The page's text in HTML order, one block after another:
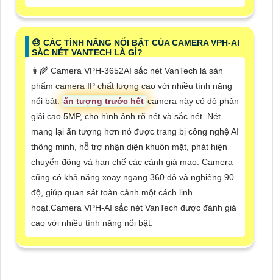
😓 CÁC TÍNH NĂNG NỔI BẬT CỦA CAMERA VPH-AI
SẮC NÉT VANTECH LÀ GÌ?
👩‍🌾 Camera VPH-3652AI sắc nét VanTech là sản
phẩm camera IP chất lượng cao với nhiều tính năng
nổi bật. ấn tượng trước hết camera này có độ phân
giải cao 5MP, cho hình ảnh rõ nét và sắc nét. Nét
mang lại ấn tượng hơn nó được trang bị công nghệ AI
thông minh, hỗ trợ nhận diện khuôn mặt, phát hiện
chuyển động và hạn chế các cảnh giả mạo. Camera
cũng có khả năng xoay ngang 360 độ và nghiêng 90
độ, giúp quan sát toàn cảnh một cách linh
hoạt.Camera VPH-AI sắc nét VanTech được đánh giá
cao với nhiều tính năng nổi bật.